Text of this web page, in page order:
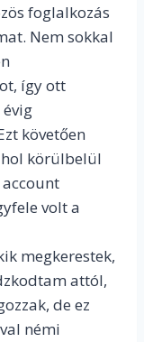
foglalkozás
Nem sokkal
így ott
követően
körülbelül
volt a
megkerestek,
attól,
de ez
némi